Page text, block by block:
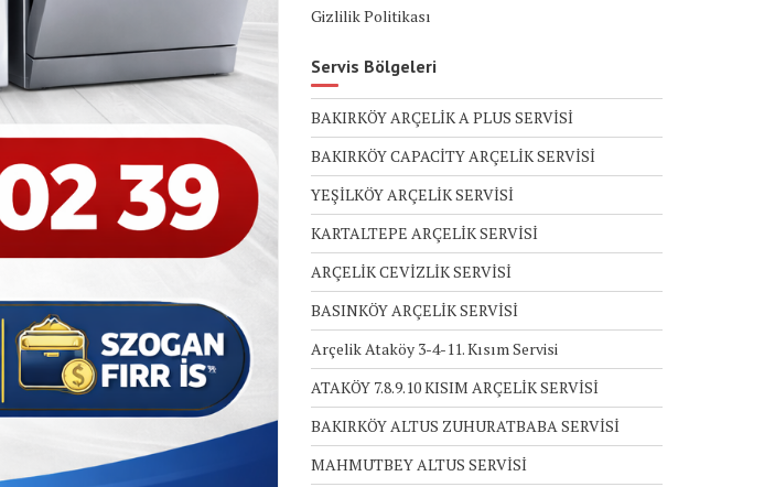
Gizlilik Politikası
Servis Bölgeleri
BAKIRKÖY ARÇELİK A PLUS SERVİSİ
BAKIRKÖY CAPACİTY ARÇELİK SERVİSİ
YEŞİLKÖY ARÇELİK SERVİSİ
KARTALTEPE ARÇELİK SERVİSİ
ARÇELİK CEVİZLİK SERVİSİ
BASINKÖY ARÇELİK SERVİSİ
Arçelik Ataköy 3-4-11. Kısım Servisi
ATAKÖY 7.8.9.10 KISIM ARÇELİK SERVİSİ
BAKIRKÖY ALTUS ZUHURATBABA SERVİSİ
MAHMUTBEY ALTUS SERVİSİ